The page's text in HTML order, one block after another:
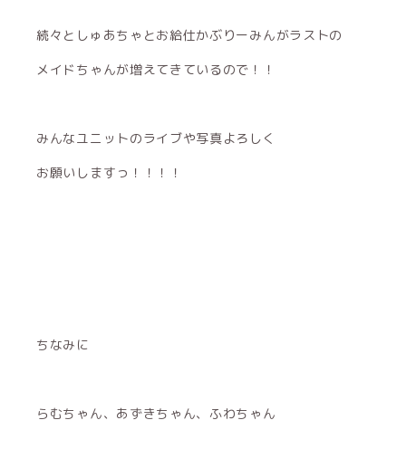
続々としゅあちゃとお給仕かぶりーみんがラストの
メイドちゃんが増えてきているので！！
みんなユニットのライブや写真よろしく
お願いしますっ！！！！
ちなみに
らむちゃん、あずきちゃん、ふわちゃん